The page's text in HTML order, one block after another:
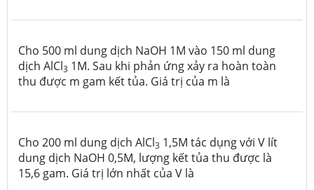
Cho 500 ml dung dịch NaOH 1M vào 150 ml dung
dịch AlCl3 1M. Sau khi phản ứng xảy ra hoàn toàn
thu được m gam kết tủa. Giá trị của m là
Cho 200 ml dung dịch AlCl3 1,5M tác dụng với V lít
dung dịch NaOH 0,5M, lượng kết tủa thu được là
15,6 gam. Giá trị lớn nhất của V là